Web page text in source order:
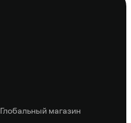
Глобальный магазин